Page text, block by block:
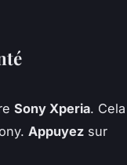
Sony Xperia. Cela
Appuyez sur